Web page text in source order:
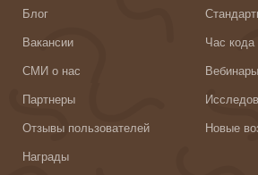
Блог
Вакансии
СМИ о нас
Партнеры
Отзывы пользователей
Награды
Час кода
Вебинары
Новые